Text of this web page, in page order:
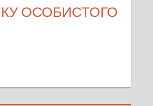
ОСОБИСТОГО